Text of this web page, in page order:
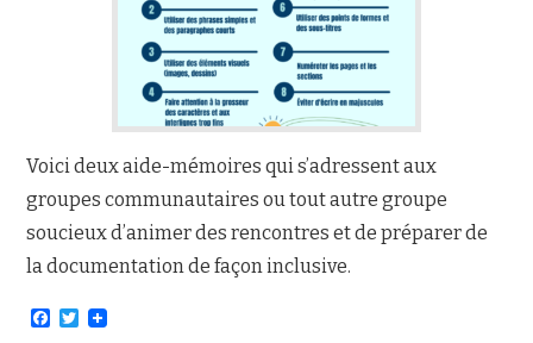
Voici deux aide-mémoires qui s’adressent aux
groupes communautaires ou tout autre groupe
soucieux d’animer des rencontres et de préparer de
la documentation de façon inclusive.
F
T